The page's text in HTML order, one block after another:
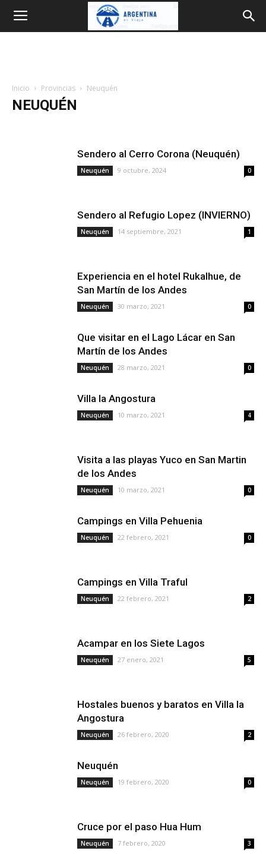
Argentina
Viaje
Inicio Provincias Neuquén
NEUQUÉN
Mendoza Misiones Neuquén Río Negro
Salta
San Luis Santa Cruz Santa Fe
Santiago del Estero
Sendero al Cerro Corona (Neuquén)
Neuquén 9 octubre, 2024 0
Sendero al Refugio Lopez (INVIERNO)
Neuquén 14 septiembre, 2021 1
Experiencia en el hotel Rukalhue, de
San Martín de los Andes
Neuquén 30 marzo, 2021 0
Que visitar en el Lago Lácar en San
Martín de los Andes
Neuquén 28 marzo, 2021 0
Villa la Angostura
Neuquén 10 marzo, 2021 4
Visita a las playas Yuco en San Martin
de los Andes
Neuquén 10 marzo, 2021 0
Campings en Villa Pehuenia
Neuquén 22 febrero, 2021 0
Campings en Villa Traful
Neuquén 22 febrero, 2021 2
Acampar en los Siete Lagos
Neuquén 27 enero, 2021 5
Hostales buenos y baratos en Villa la
Angostura
Neuquén 26 febrero, 2020 2
Neuquén
Neuquén 19 febrero, 2020 0
Cruce por el paso Hua Hum
Neuquén 7 febrero, 2020 3